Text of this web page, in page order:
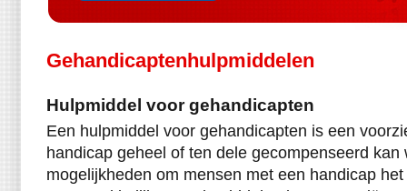
Gehandicaptenhulpmiddelen
Hulpmiddel voor gehandicapten
Een hulpmiddel voor gehandicapten is een
handicap geheel of ten dele gecompenseerd kan
mogelijkheden om mensen met een handicap